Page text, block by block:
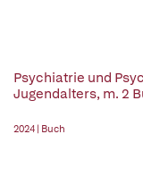
Psychiatrie und
Jugendalters, m. 2
2024 | Buch